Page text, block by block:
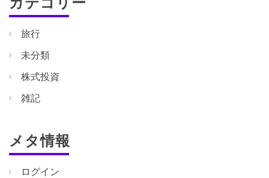
旅行
未分類
株式投資
雑記
メタ情報
ログイン